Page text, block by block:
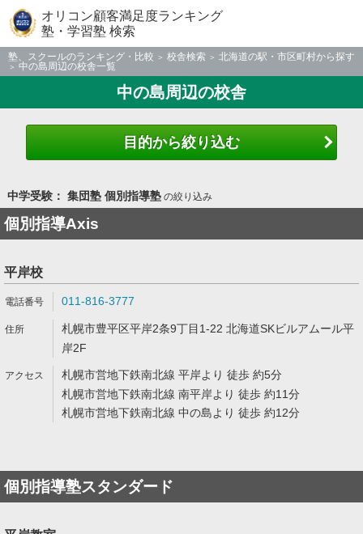
オリコン顧客満足度ランキング
塾・学習塾 検索
塾、スクールのランキング・比較 校舎検索
北海道の駅・市区町村から探す
中の島周辺の校舎一覧
中の島周辺の校舎
目的から絞り込む
中学受験： 集団塾 個別指導塾の絞り込み
個別指導Axis
平岸校
011-816-3777
札幌市豊平区平岸2条9丁目1-22 北海道SKビルアムール平
岸2F
札幌市営地下鉄南北線 平岸より 徒歩 約5分
札幌市営地下鉄南北線 南平岸より 徒歩 約11分
札幌市営地下鉄南北線 中の島より 徒歩 約12分
個別指導塾スタンダード